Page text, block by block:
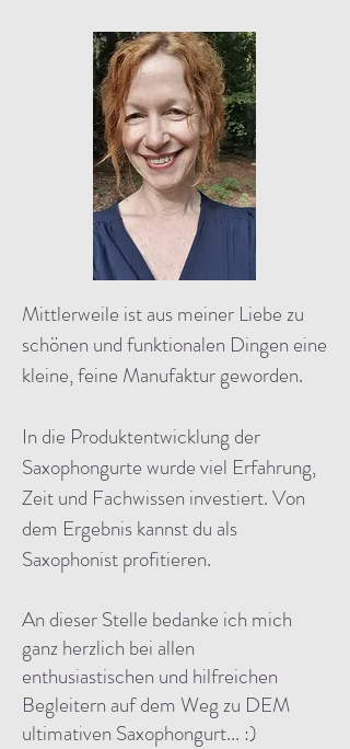
Mittlerweile ist aus meiner Liebe zu
schönen und funktionalen Dingen eine
kleine, feine Manufaktur geworden.
In die Produktentwicklung der
Saxophongurte wurde viel Erfahrung,
Zeit und Fachwissen investiert. Von
dem Ergebnis kannst du als
Saxophonist profitieren.
An dieser Stelle bedanke ich mich
ganz herzlich bei allen
enthusiastischen und hilfreichen
Begleitern auf dem Weg zu DEM
ultimativen Saxophongurt... :)